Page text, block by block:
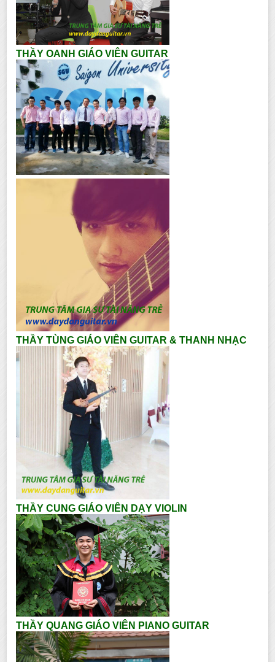
THẦY OANH GIÁO VIÊN GUITAR
THẦY TÙNG GIÁO VIÊN GUITAR & THANH NHẠC
THẦY CUNG GIÁO VIÊN DẠY VIOLIN
THẦY QUANG GIÁO VIÊN PIANO GUITAR